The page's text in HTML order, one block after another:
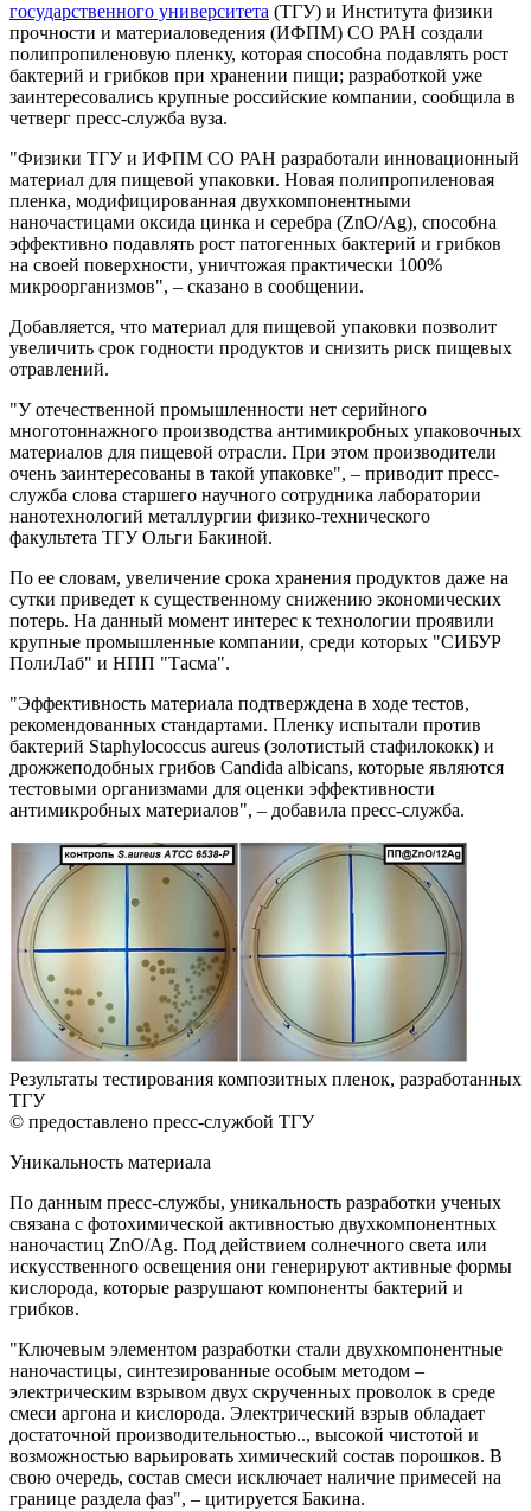
государственного университета (ТГУ) и Института физики
прочности и материаловедения (ИФПМ) СО РАН создали
полипропиленовую пленку, которая способна подавлять рост
бактерий и грибков при хранении пищи; разработкой уже
заинтересовались крупные российские компании, сообщила в
четверг пресс-служба вуза.
"Физики ТГУ и ИФПМ СО РАН разработали инновационный
материал для пищевой упаковки. Новая полипропиленовая
пленка, модифицированная двухкомпонентными
наночастицами оксида цинка и серебра (ZnO/Ag), способна
эффективно подавлять рост патогенных бактерий и грибков
на своей поверхности, уничтожая практически 100%
микроорганизмов", – сказано в сообщении.
Добавляется, что материал для пищевой упаковки позволит
увеличить срок годности продуктов и снизить риск пищевых
отравлений.
"У отечественной промышленности нет серийного
многотоннажного производства антимикробных упаковочных
материалов для пищевой отрасли. При этом производители
очень заинтересованы в такой упаковке", – приводит пресс-
служба слова старшего научного сотрудника лаборатории
нанотехнологий металлургии физико-технического
факультета ТГУ Ольги Бакиной.
По ее словам, увеличение срока хранения продуктов даже на
сутки приведет к существенному снижению экономических
потерь. На данный момент интерес к технологии проявили
крупные промышленные компании, среди которых "СИБУР
ПолиЛаб" и НПП "Тасма".
"Эффективность материала подтверждена в ходе тестов,
рекомендованных стандартами. Пленку испытали против
бактерий Staphylococcus aureus (золотистый стафилококк) и
дрожжеподобных грибов Candida albicans, которые являются
тестовыми организмами для оценки эффективности
антимикробных материалов", – добавила пресс-служба.
Результаты тестирования композитных пленок, разработанных
ТГУ
© предоставлено пресс-службой ТГУ
Уникальность материала
По данным пресс-службы, уникальность разработки ученых
связана с фотохимической активностью двухкомпонентных
наночастиц ZnO/Ag. Под действием солнечного света или
искусственного освещения они генерируют активные формы
кислорода, которые разрушают компоненты бактерий и
грибков.
"Ключевым элементом разработки стали двухкомпонентные
наночастицы, синтезированные особым методом –
электрическим взрывом двух скрученных проволок в среде
смеси аргона и кислорода. Электрический взрыв обладает
достаточной производительностью.., высокой чистотой и
возможностью варьировать химический состав порошков. В
свою очередь, состав смеси исключает наличие примесей на
границе раздела фаз", – цитируется Бакина.